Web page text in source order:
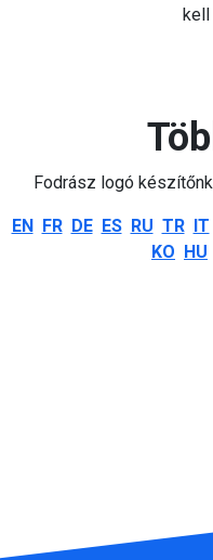
kell
Fodrász logó
EN FR DE ES RU TR IT
KO HU